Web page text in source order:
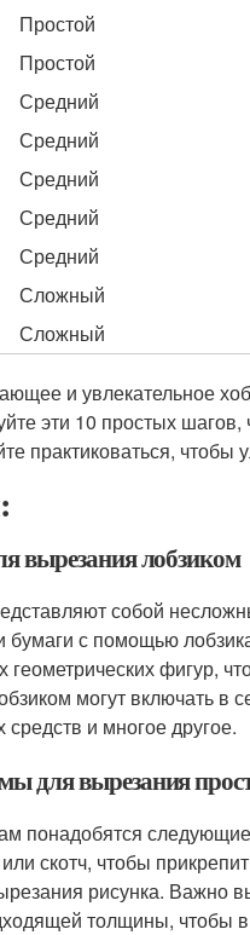
Простой
Простой
Средний
Средний
Средний
Средний
Средний
Сложный
Сложный
и увлекательное
эти 10 простых
практиковаться, чтобы
вырезания лобзиком
собой
бумаги с помощью
геометрических фигур,
могут включать в
и многое другое.
для вырезания
понадобятся
скотч, чтобы
рисунка. Важно
толщины, чтобы